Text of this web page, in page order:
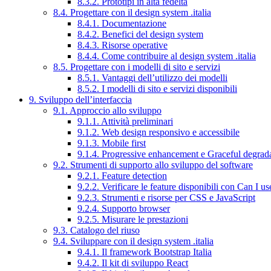
8.4. Progettare con il design system .italia
8.4.1. Documentazione
8.4.2. Benefici del design system
8.4.3. Risorse operative
8.4.4. Come contribuire al design system .italia
8.5. Progettare con i modelli di sito e servizi
8.5.1. Vantaggi dell’utilizzo dei modelli
8.5.2. I modelli di sito e servizi disponibili
9. Sviluppo dell’interfaccia
9.1. Approccio allo sviluppo
9.1.1. Attività preliminari
9.1.2. Web design responsivo e accessibile
9.1.3. Mobile first
9.1.4. Progressive enhancement e Graceful
9.2. Strumenti di supporto allo sviluppo del software
9.2.1. Feature detection
9.2.2. Verificare le feature disponibili con Can I
9.2.3. Strumenti e risorse per CSS e JavaScript
9.2.4. Supporto browser
9.2.5. Misurare le prestazioni
9.3. Catalogo del riuso
9.4. Sviluppare con il design system .italia
9.4.1. Il framework Bootstrap Italia
9.4.2. Il kit di sviluppo React